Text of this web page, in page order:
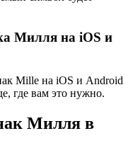
Милля на iOS и
Mille на iOS и Android
где вам это нужно.
Милля в